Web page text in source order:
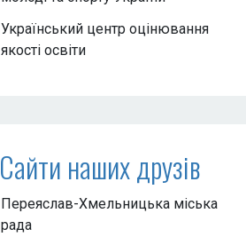
Український центр оцінювання
якості освіти
Сайти наших друзів
Переяслав-Хмельницька міська
рада